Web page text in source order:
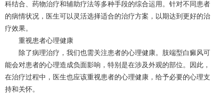
科结合、药物治疗和辅助疗法等多种手段的综合运用。针对不同患者
的病情状况，医生可以灵活选择适合的治疗方案，以期达到更好的治
疗效果。
重视患者心理健康
除了病理治疗，我们也需关注患者的心理健康。肢端型白癜风可
能会对患者的心理造成负面影响，特别是在涉及外观的部位。因此，
在治疗过程中，医生也应该重视患者的心理健康，给予必要的心理支
持和关怀。